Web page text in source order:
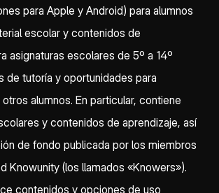
para Apple y Android) para alumnos
escolar y contenidos de
asignaturas escolares de 5º a 14º
de tutoría y oportunidades para
alumnos. En particular, contiene
y contenidos de aprendizaje, así
de fondo publicada por los miembros
Knowunity (los llamados «Knowers»).
contenidos y opciones de uso